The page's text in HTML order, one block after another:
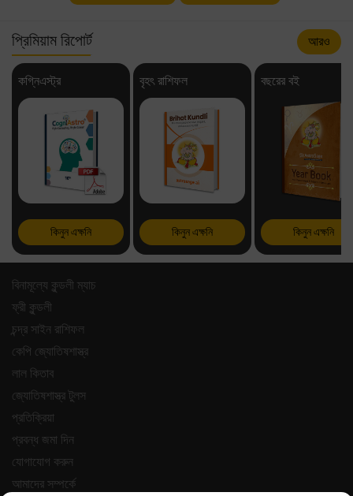
প্রিমিয়াম রিপোর্ট আরও
কগ্নিএস্ট্র
কিনুন এক্ষনি
বৃহৎ রাশিফল
কিনুন এক্ষনি
বছরের বই
কিনুন এক্ষনি
বিনামূল্যে কুন্ডলী ম্যাচ
ফ্রী কুন্ডলী
চন্দ্র সাইন রাশিফল
কেপি জ্যোতিষশাস্ত্র
লাল কিতাব
জ্যোতিষশাস্ত্র টুলস
প্রতিক্রিয়া
প্রবন্ধ জমা দিন
যোগাযোগ করুন
আমাদের সম্পর্কে